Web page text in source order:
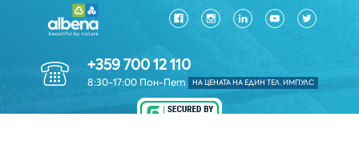
+359 700 12 110
8:30-17:00 Пон-Пет НА ЦЕНАТА НА ЕДИН ТЕЛ. ИМПУЛС